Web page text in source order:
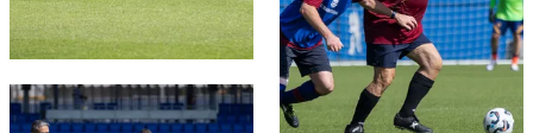
FC Barcelona club badge